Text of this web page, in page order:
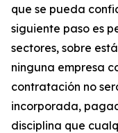
que se pueda
siguiente paso es
sectores, sobre
ninguna empresa
contratación no
incorporada,
disciplina que